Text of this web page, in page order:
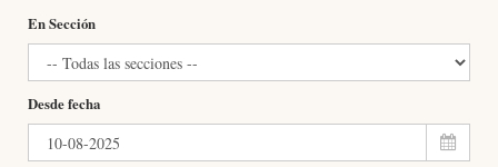
En Sección
Desde fecha